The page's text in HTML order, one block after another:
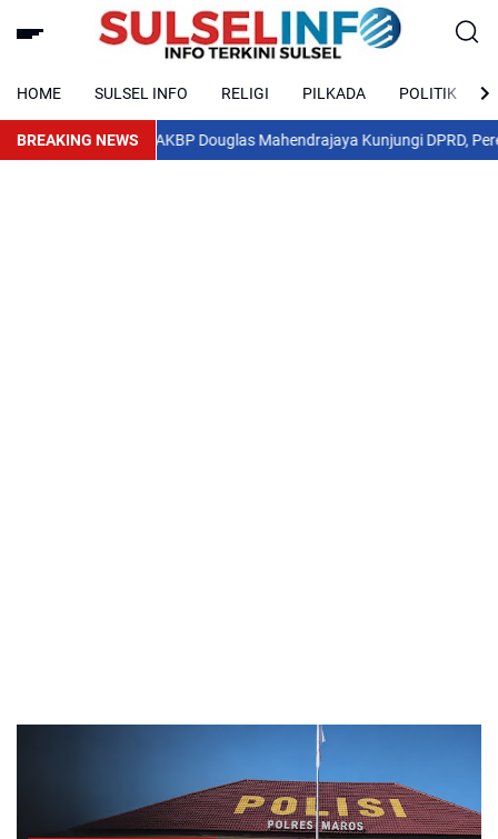
HOME SULSEL INFO RELIGI PILKADA POLITIK
BREAKING NEWS
AKBP Douglas Mahendrajaya Kunjungi DPRD, Pererat Sinergi dan